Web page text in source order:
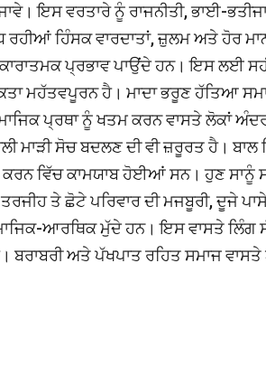
ਇਸ ਵਰਤਾਰੇ ਨੂੰ ਰਾਜਨੀਤੀ, ਭਾਈ-
ਹਿੰਸਕ ਵਾਰਦਾਤਾਂ, ਜ਼ੁਲਮ ਅਤੇ ਹੋਰ
ਪ੍ਰਭਾਵ ਪਾਉਂਦੇ ਹਨ। ਇਸ ਲਈ
ਮਹੱਤਵਪੂਰਨ ਹੈ। ਮਾਦਾ ਭਰੂਣ ਹੱਤਿਆ
ਪ੍ਰਥਾ ਨੂੰ ਖਤਮ ਕਰਨ ਵਾਸਤੇ ਲੋਕਾਂ
ਮਾੜੀ ਸੋਚ ਬਦਲਣ ਦੀ ਵੀ ਜ਼ਰੂਰਤ ਹੈ।
ਕਰਨ ਵਿੱਚ ਕਾਮਯਾਬ ਹੋਈਆਂ ਸਨ। ਹੁਣ
ਤੇ ਛੋਟੇ ਪਰਿਵਾਰ ਦੀ ਮਜਬੂਰੀ, ਦੂਜੇ
ਆਰਥਿਕ ਮੁੱਦੇ ਹਨ। ਇਸ ਵਾਸਤੇ ਲਿੰਗ
ਬਰਾਬਰੀ ਅਤੇ ਪੱਖਪਾਤ ਰਹਿਤ ਸਮਾਜ ਵਾਸਤੇ